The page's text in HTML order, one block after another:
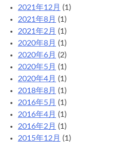
2021年12月 (1)
2021年8月 (1)
2021年2月 (1)
2020年8月 (1)
2020年6月 (2)
2020年5月 (1)
2020年4月 (1)
2018年8月 (1)
2016年5月 (1)
2016年4月 (1)
2016年2月 (1)
2015年12月 (1)